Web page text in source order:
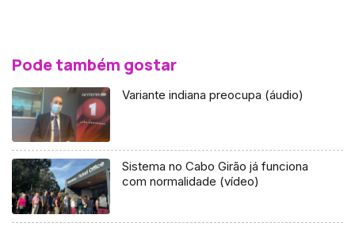
Pode também gostar
Variante indiana preocupa (áudio)
Sistema no Cabo Girão já funciona
com normalidade (vídeo)